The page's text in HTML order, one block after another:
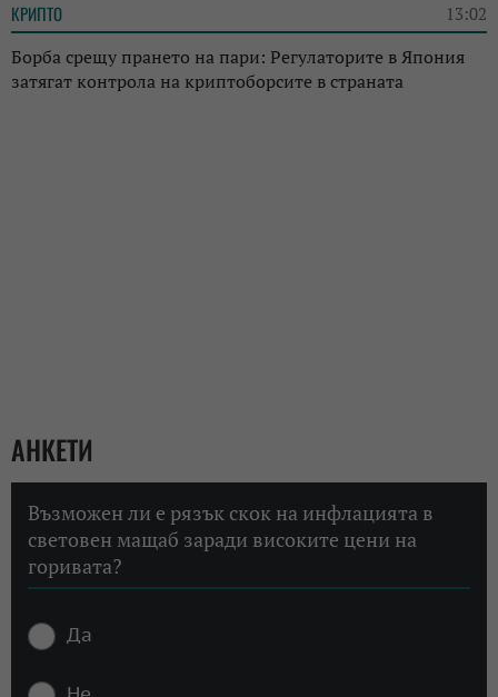
КРИПТО 13:02
Борба срещу прането на пари: Регулаторите в Япония
затягат контрола на криптоборсите в страната
АНКЕТИ
Възможен ли е рязък скок на инфлацията в
световен мащаб заради високите цени на
горивата?
Да